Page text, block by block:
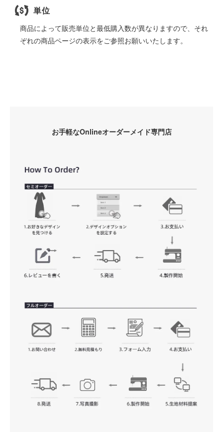
単位
商品によって販売単位と最低購入数が異なりますので、それ
ぞれの商品ページの表示をご参照お願いいたします。
お手軽なOnlineオーダーメイド専門店